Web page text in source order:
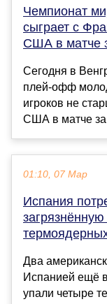
Чемпионат
сыграет с
США в матче
Сегодня в
плей-офф
игроков не
США в матче за
01:10, 07 Мар
Испания
Два
Испанией ещё
упали четыре